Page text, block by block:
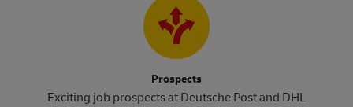
Prospects
Exciting job prospects at Deutsche Post and DHL